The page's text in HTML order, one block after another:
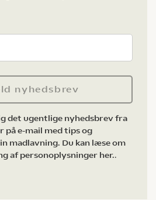
nyhedsbrev
det ugentlige nyhedsbrev fra
på e-mail med tips og
madlavning. Du kan læse om
af personoplysninger her..